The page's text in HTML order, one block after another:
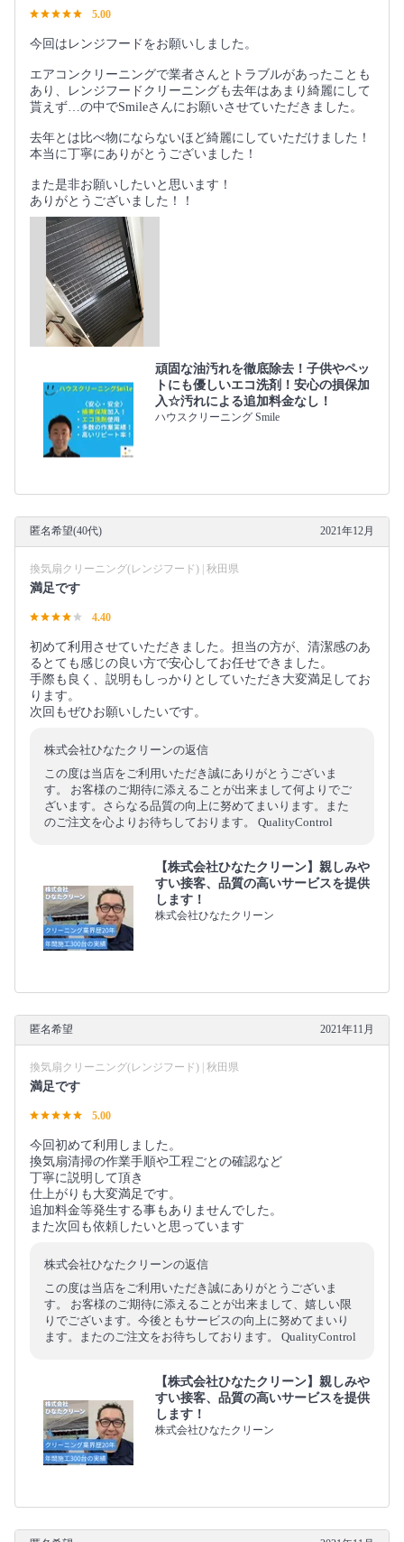
5.00
今回はレンジフードをお願いしました。
エアコンクリーニングで業者さんとトラブルがあったことも
あり、レンジフードクリーニングも去年はあまり綺麗にして
貰えず…の中でSmileさんにお願いさせていただきました。
去年とは比べ物にならないほど綺麗にしていただけました！
本当に丁寧にありがとうございました！
また是非お願いしたいと思います！
ありがとうございました！！
頑固な油汚れを徹底除去！子供やペッ
トにも優しいエコ洗剤！安心の損保加
入☆汚れによる追加料金なし！
ハウスクリーニング Smile
匿名希望(40代) 2021年12月
換気扇クリーニング(レンジフード) | 秋田県
満足です
4.40
初めて利用させていただきました。担当の方が、清潔感のあ
るとても感じの良い方で安心してお任せできました。
手際も良く、説明もしっかりとしていただき大変満足してお
ります。
次回もぜひお願いしたいです。
株式会社ひなたクリーンの返信
この度は当店をご利用いただき誠にありがとうございま
す。 お客様のご期待に添えることが出来まして何よりでご
ざいます。さらなる品質の向上に努めてまいります。また
のご注文を心よりお待ちしております。 QualityControl
【株式会社ひなたクリーン】親しみや
すい接客、品質の高いサービスを提供
します！
株式会社ひなたクリーン
匿名希望 2021年11月
換気扇クリーニング(レンジフード) | 秋田県
満足です
5.00
今回初めて利用しました。
換気扇清掃の作業手順や工程ごとの確認など
丁寧に説明して頂き
仕上がりも大変満足です。
追加料金等発生する事もありませんでした。
また次回も依頼したいと思っています
株式会社ひなたクリーンの返信
この度は当店をご利用いただき誠にありがとうございま
す。 お客様のご期待に添えることが出来まして、嬉しい限
りでございます。今後ともサービスの向上に努めてまいり
ます。またのご注文をお待ちしております。 QualityControl
【株式会社ひなたクリーン】親しみや
すい接客、品質の高いサービスを提供
します！
株式会社ひなたクリーン